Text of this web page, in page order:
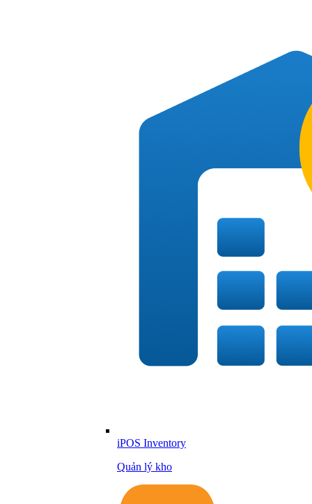
iPOS Inventory
Quản lý kho